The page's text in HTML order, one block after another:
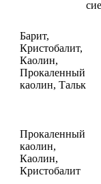
Барит,
Кристобалит,
Каолин,
Прокаленный
каолин, Тальк
Прокаленный
каолин,
Каолин,
Кристобалит